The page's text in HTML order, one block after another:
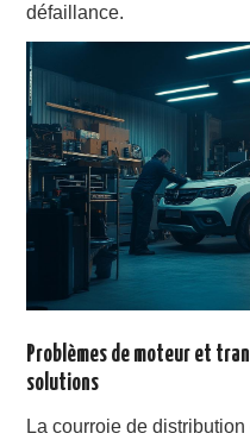
défaillance.
Problèmes de moteur et
solutions
La courroie de